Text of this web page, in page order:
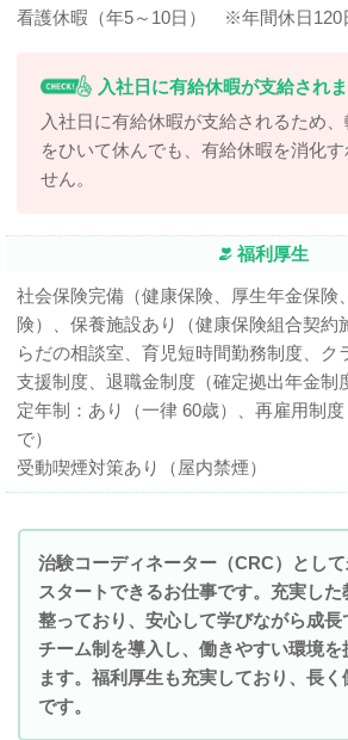
看護休暇（年5～10日） ※年間休日120
入社日に有給休暇が支給されま
入社日に有給休暇が支給されるため
をひいて休んでも、有給休暇を消化
せん。
福利厚生
社会保険完備（健康保険、厚生年金保険
険）、保養施設あり（健康保険組合契約
らだの相談室、育児短時間勤務制度、ク
支援制度、退職金制度（確定拠出年金制
定年制：あり（一律 60歳）、再雇用制
で）
受動喫煙対策あり（屋内禁煙）
治験コーディネーター（CRC）とし
スタートできるお仕事です。充実した
整っており、安心して学びながら成長
チーム制を導入し、働きやすい環境を
ます。福利厚生も充実しており、長く
です。